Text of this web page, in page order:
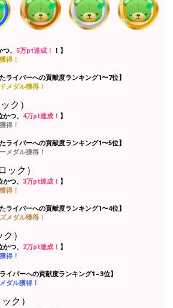
、 5万pt達成！
！】
得！
ライバーへの貢献度ランキング1〜7位】
メダル獲得！
ク）
つ、 4万pt達成！ 】
得！
ライバーへの貢献度ランキング1〜5位】
メダル獲得！
ック）
つ、 3万pt達成！ 】
得！
ライバーへの貢献度ランキング1〜4位】
メダル獲得！
）
つ、 2万pt達成！ 】
得！
イバーへの貢献度ランキング1~3位】
ダル獲得！
ク）